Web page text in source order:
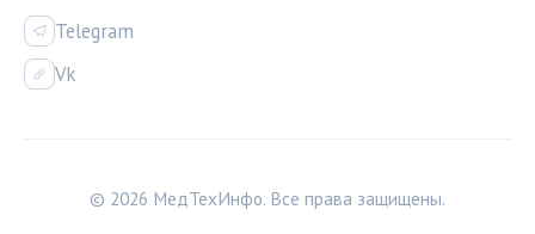
Telegram
Vk
© 2026 МедТехИнфо. Все права защищены.